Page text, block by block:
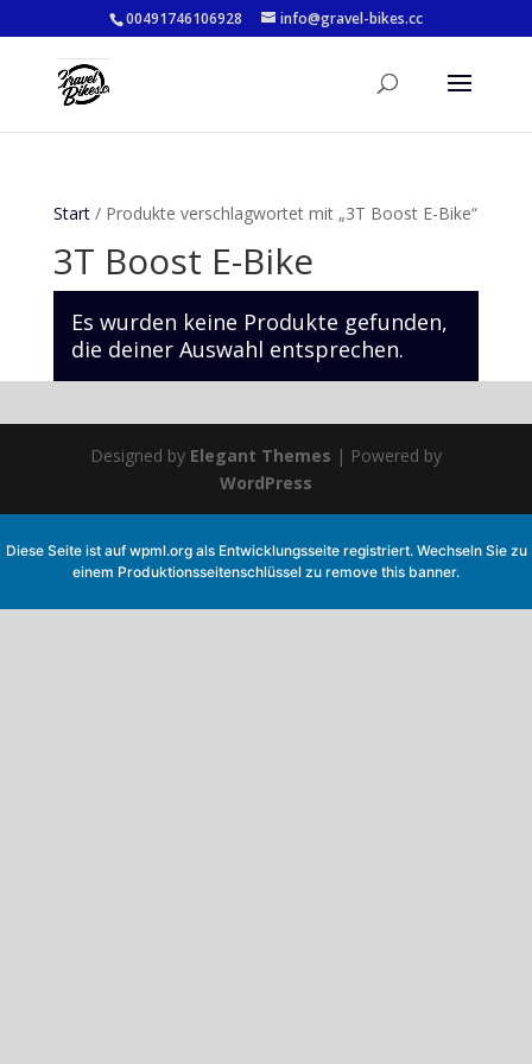
00491746106928 info@gravel-bikes.cc
Start/ Produkte verschlagwortet mit „3T Boost E-Bike“
3T Boost E-Bike
Es wurden keine Produkte gefunden,
die deiner Auswahl entsprechen.
Designed by Elegant Themes | Powered by
WordPress
Diese Seite ist aufwpml.orgals Entwicklungsseite registriert. Wechseln Sie zu
einem Produktionsseitenschlüssel zu remove this banner.